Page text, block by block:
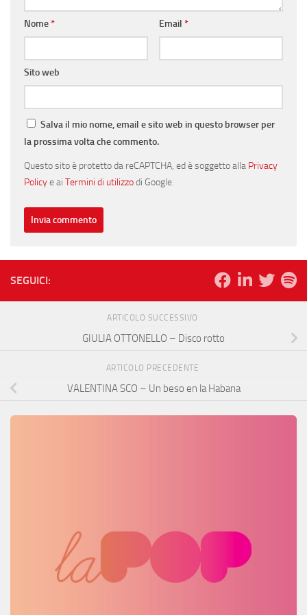
Nome* Email *
Sito web
Salva il mio nome, email e sito web in questo browser per
la prossima volta che commento.
Questo sito è protetto da reCAPTCHA, ed è soggetto alla Privacy
Policye ai Termini di utilizzodi Google.
SEGUICI:
ARTICOLO SUCCESSIVO
GIULIA OTTONELLO – Disco rotto
ARTICOLO PRECEDENTE
VALENTINA SCO – Un beso en la Habana